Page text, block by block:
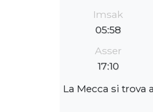
Imsak
05:58
Asser
17:10
La Mecca si trova